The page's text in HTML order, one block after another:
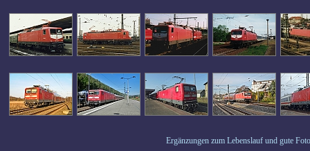
Ergänzungen zum Lebenslauf und gute